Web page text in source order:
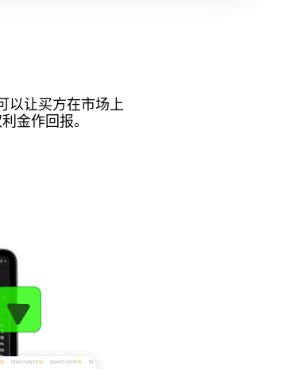
以让买方在市场上
金作回报。